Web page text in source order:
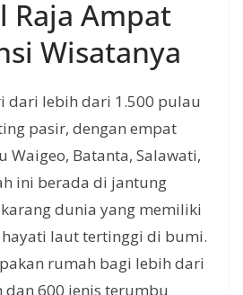
Raja Ampat
Wisatanya
dari lebih dari 1.500 pulau
pasir, dengan empat
Batanta, Salawati,
ini berada di jantung
dunia yang memiliki
laut tertinggi di bumi.
rumah bagi lebih dari
dan 600 jenis terumbu